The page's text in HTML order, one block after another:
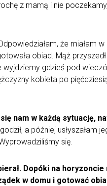
z mamą i nie
że miałam
obiad. Mąż
gdzieś pod
kobieta po
nam w każdą sytuację,
a później usłyszałam
się.
Dopóki na horyzoncie
w domu i gotować